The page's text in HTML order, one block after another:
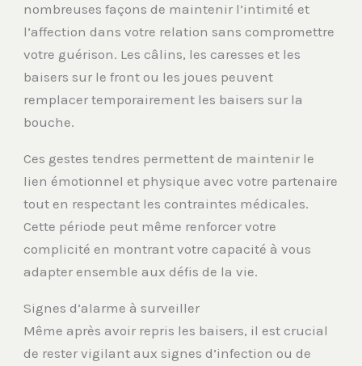
nombreuses façons de maintenir l’intimité et
l’affection dans votre relation sans compromettre
votre guérison. Les câlins, les caresses et les
baisers sur le front ou les joues peuvent
remplacer temporairement les baisers sur la
bouche.
Ces gestes tendres permettent de maintenir le
lien émotionnel et physique avec votre partenaire
tout en respectant les contraintes médicales.
Cette période peut même renforcer votre
complicité en montrant votre capacité à vous
adapter ensemble aux défis de la vie.
Signes d’alarme à surveiller
Même après avoir repris les baisers, il est crucial
de rester vigilant aux signes d’infection ou de